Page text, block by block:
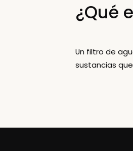
¿Qué
Un filtro de
sustancias